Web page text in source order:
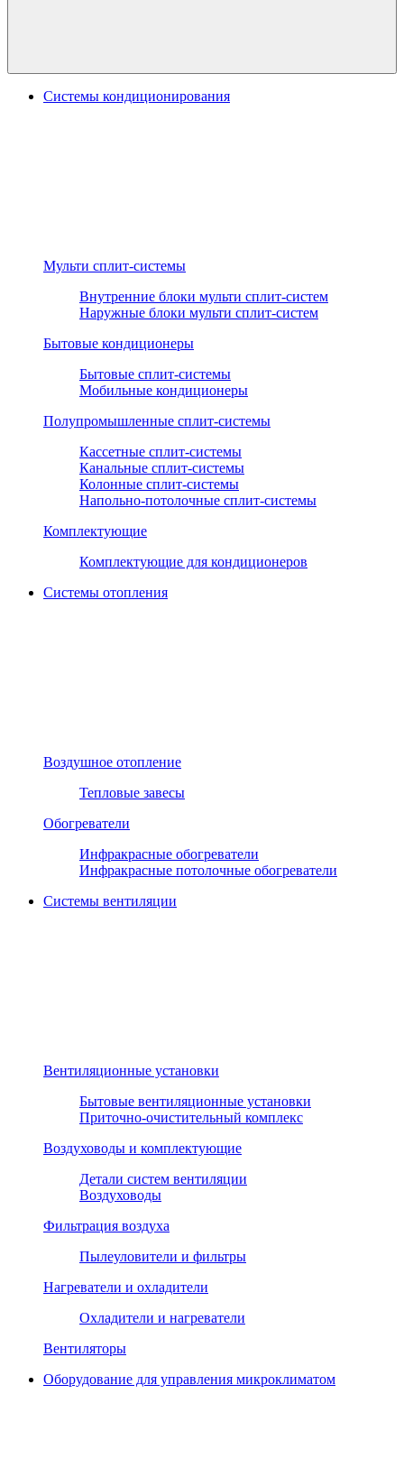
Системы кондиционирования
Мульти сплит-системы
Внутренние блоки мульти сплит-систем
Наружные блоки мульти сплит-систем
Бытовые кондиционеры
Бытовые сплит-системы
Мобильные кондиционеры
Полупромышленные сплит-системы
Кассетные сплит-системы
Канальные сплит-системы
Колонные сплит-системы
Напольно-потолочные сплит-системы
Комплектующие
Комплектующие для кондиционеров
Системы отопления
Воздушное отопление
Тепловые завесы
Обогреватели
Инфракрасные обогреватели
Инфракрасные потолочные обогреватели
Системы вентиляции
Вентиляционные установки
Бытовые вентиляционные установки
Приточно-очистительный комплекс
Воздуховоды и комплектующие
Детали систем вентиляции
Воздуховоды
Фильтрация воздуха
Пылеуловители и фильтры
Нагреватели и охладители
Охладители и нагреватели
Вентиляторы
Оборудование для управления микроклиматом